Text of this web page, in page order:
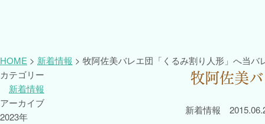
HOME > 新着情報 > 牧阿佐美バレエ団「くるみ割り人形」へ当バ
牧阿佐美
新着情報
カテゴリー
新着情報
アーカイブ
2023年